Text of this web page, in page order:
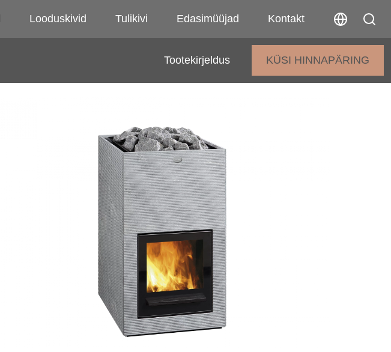
Looduskivid Tulikivi Edasimüüjad Kontakt
Tootekirjeldus KÜSI HINNAPÄRING